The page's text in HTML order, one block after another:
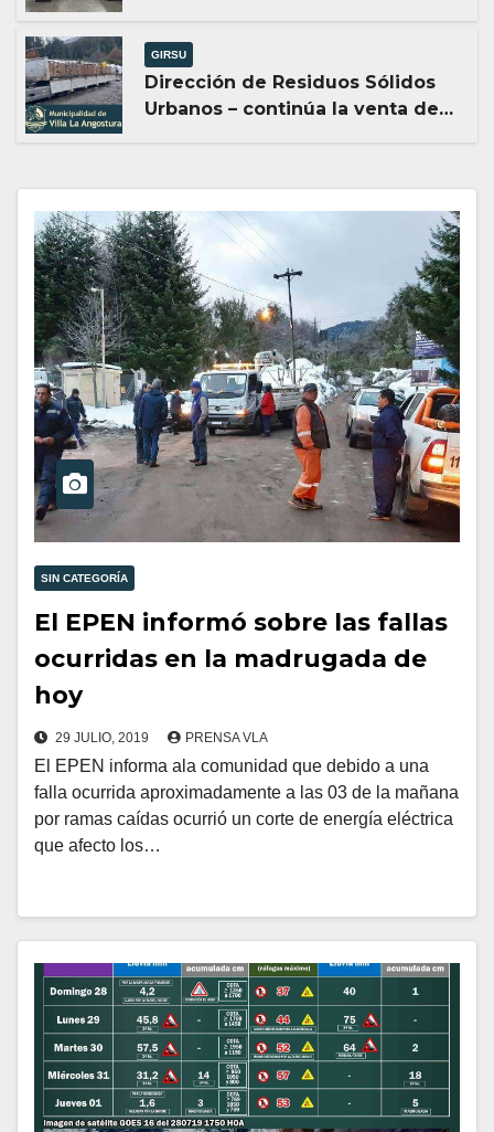
Angostura.
GIRSU
Dirección de Residuos Sólidos
Urbanos – continúa la venta de
SIN CATEGORÍA
El EPEN informó sobre las fallas
ocurridas en la madrugada de
hoy
29 JULIO, 2019 PRENSA VLA
El EPEN informa ala comunidad que debido a una
falla ocurrida aproximadamente a las 03 de la mañana
por ramas caídas ocurrió un corte de energía eléctrica
que afecto los…